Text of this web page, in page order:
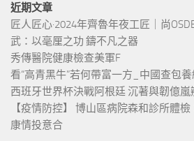
近期文章
匠人匠心·2024年齊魯年夜工匠｜尚
武：以毫厘之功 鑄不凡之器
秀傳醫院健康檢查美軍F
看“高青黑牛”若何帶富一方_中國查包養
西班牙世界杯決戰阿根廷 沉著與韌億
【疫情防控】 博山區病院森和診所體
康情投意合